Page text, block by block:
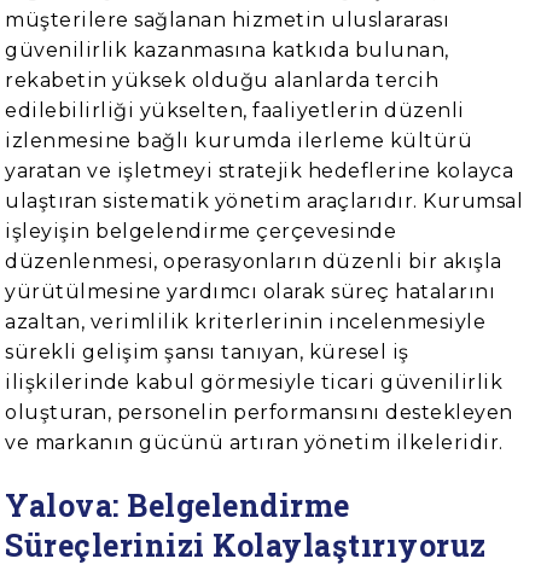
müşterilere sağlanan hizmetin uluslararası
güvenilirlik kazanmasına katkıda bulunan,
rekabetin yüksek olduğu alanlarda tercih
edilebilirliği yükselten, faaliyetlerin düzenli
izlenmesine bağlı kurumda ilerleme kültürü
yaratan ve işletmeyi stratejik hedeflerine kolayca
ulaştıran sistematik yönetim araçlarıdır. Kurumsal
işleyişin belgelendirme çerçevesinde
düzenlenmesi, operasyonların düzenli bir akışla
yürütülmesine yardımcı olarak süreç hatalarını
azaltan, verimlilik kriterlerinin incelenmesiyle
sürekli gelişim şansı tanıyan, küresel iş
ilişkilerinde kabul görmesiyle ticari güvenilirlik
oluşturan, personelin performansını destekleyen
ve markanın gücünü artıran yönetim ilkeleridir.
Yalova: Belgelendirme
Süreçlerinizi Kolaylaştırıyoruz